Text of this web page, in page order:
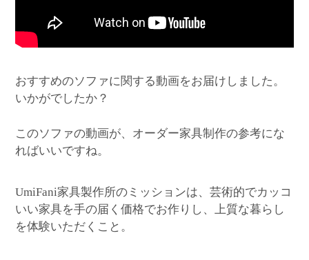
おすすめのソファに関する動画をお届けしました。
いかがでしたか？
このソファの動画が、オーダー家具制作の参考にな
ればいいですね。
UmiFani家具製作所のミッションは、芸術的でカッコ
いい家具を手の届く価格でお作りし、上質な暮らし
を体験いただくこと。